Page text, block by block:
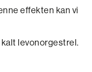
effekten kan vi
levonorgestrel.